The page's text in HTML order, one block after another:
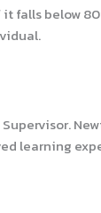
falls below
learning